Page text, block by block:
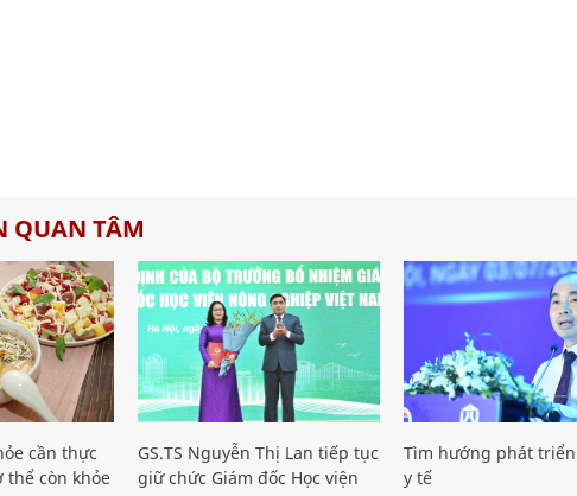
QUAN TÂM
cần thực
thể còn khỏe
GS.TS Nguyễn Thị Lan tiếp tục
giữ chức Giám đốc Học viện
Tìm hướng phát
y tế